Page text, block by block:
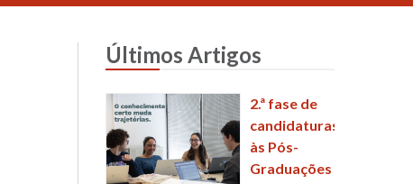
Últimos Artigos
2.ª fase de
candidaturas
às Pós-
Graduações